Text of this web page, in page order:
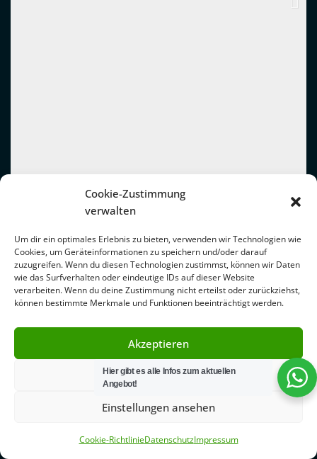
Cookie-Zustimmung
verwalten
Um dir ein optimales Erlebnis zu bieten, verwenden wir Technologien wie
Cookies, um Geräteinformationen zu speichern und/oder darauf
zuzugreifen. Wenn du diesen Technologien zustimmst, können wir Daten
wie das Surfverhalten oder eindeutige IDs auf dieser Website
verarbeiten. Wenn du deine Zustimmung nicht erteilst oder zurückziehst,
können bestimmte Merkmale und Funktionen beeinträchtigt werden.
Akzeptieren
Ablehnen
Einstellungen ansehen
Cookie-RichtlinieDatenschutzImpressum
Hier gibt es alle Infos zum aktuellen
Angebot!